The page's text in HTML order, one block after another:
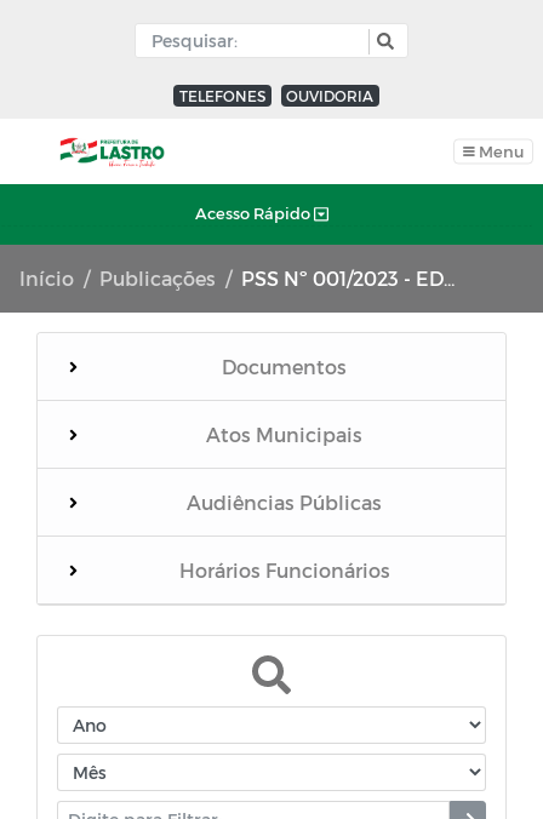
TELEFONES OUVIDORIA
Menu
Acesso Rápido
Início Publicações PSS Nº 001/2023 - EDUCAÇÃO - Diretor Escolar
Documentos
Atos Municipais
Termos de Compromisso
Audiências Públicas
Horários Funcionários
Manuais
Mensário oficial